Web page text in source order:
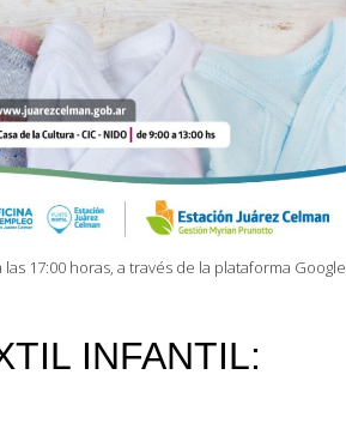
17:00 horas, a través de la plataforma Google